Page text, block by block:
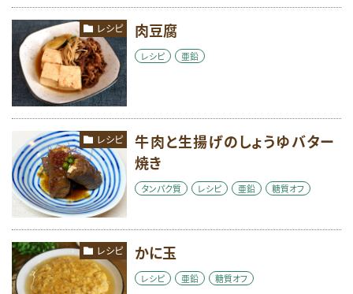
レシピ 肉豆腐
レシピ 亜鉛
レシピ
牛肉と生揚げのしょうゆバター
焼き
タンパク質 レシピ 亜鉛 糖質オフ
レシピ かに玉
レシピ 亜鉛 糖質オフ